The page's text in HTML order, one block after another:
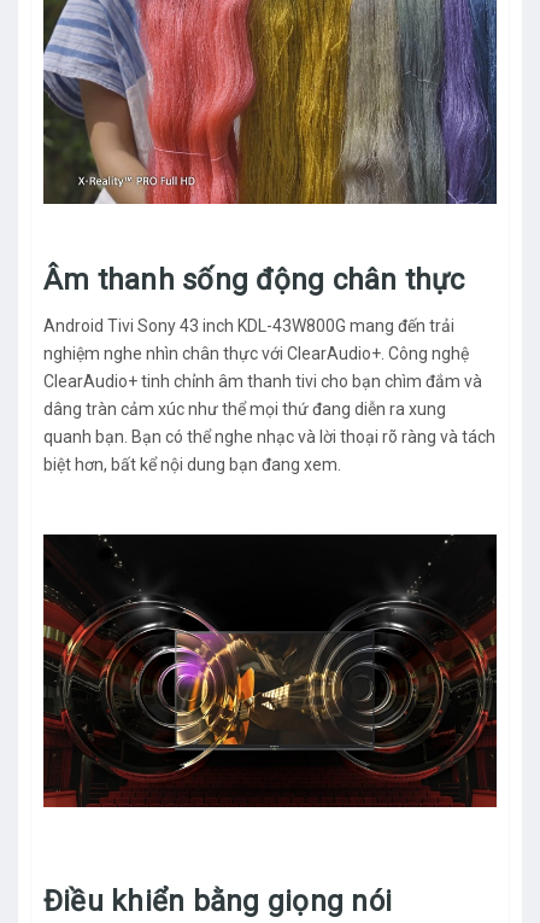
Âm thanh sống động chân thực
Android Tivi Sony 43 inch KDL-43W800G mang đến trải
nghiệm nghe nhìn chân thực với ClearAudio+. Công nghệ
ClearAudio+ tinh chỉnh âm thanh tivi cho bạn chìm đắm và
dâng tràn cảm xúc như thể mọi thứ đang diễn ra xung
quanh bạn. Bạn có thể nghe nhạc và lời thoại rõ ràng và tách
biệt hơn, bất kể nội dung bạn đang xem.
Điều khiển bằng giọng nói